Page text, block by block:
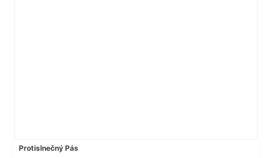
Protislnečný Pás